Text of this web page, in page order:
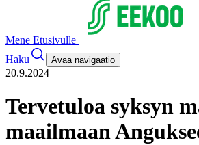
Mene Etusivulle
Haku
Avaa navigaatio
20.9.2024
Tervetuloa syksyn
maailmaan